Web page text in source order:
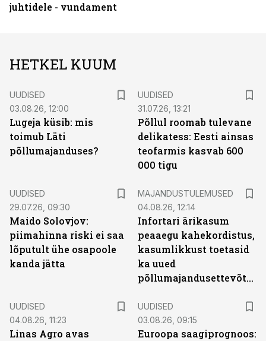
juhtidele - vundament
HETKEL KUUM
UUDISED
03.08.26, 12:00
Lugeja küsib: mis
toimub Läti
põllumajanduses?
UUDISED
31.07.26, 13:21
Põllul roomab tulevane
delikatess: Eesti ainsas
teofarmis kasvab 600
000 tigu
UUDISED
29.07.26, 09:30
Maido Solovjov:
piimahinna riski ei saa
lõputult ühe osapoole
kanda jätta
MAJANDUSTULEMUSED
04.08.26, 12:14
Infortari ärikasum
peaaegu kahekordistus,
kasumlikkust toetasid
ka uued
põllumajandusettevõtted
UUDISED
04.08.26, 11:23
Linas Agro avas
UUDISED
03.08.26, 09:15
Euroopa saagiprognoos: